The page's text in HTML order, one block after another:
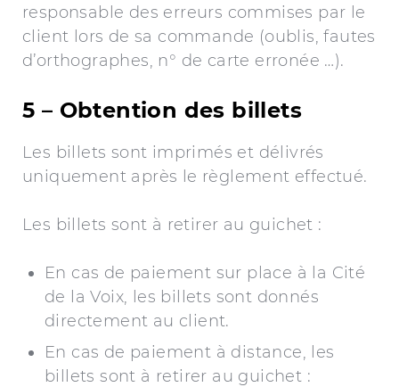
responsable des erreurs commises par le
client lors de sa commande (oublis, fautes
d’orthographes, n° de carte erronée …).
5 – Obtention des billets
Les billets sont imprimés et délivrés
uniquement après le règlement effectué.
Les billets sont à retirer au guichet :
En cas de paiement sur place à la Cité
de la Voix, les billets sont donnés
directement au client.
En cas de paiement à distance, les
billets sont à retirer au guichet :